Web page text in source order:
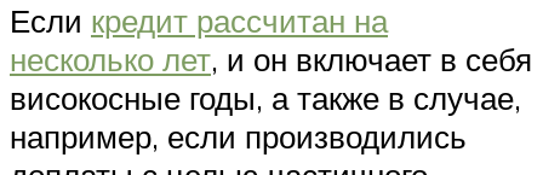
Если кредит рассчитан на
несколько лет, и он включает в себя
високосные годы, а также в случае,
например, если производились